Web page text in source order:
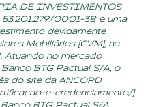
DE INVESTIMENTOS
53.201.279/0001-38 é uma
devidamente
Mobiliários (CVM), na
Atuando no mercado
BTG Pactual S/A, o
do site da ANCORD
e-credenciamento/)
BTG Pactual S/A